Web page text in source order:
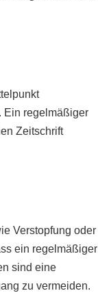
Ein regelmäßiger
Zeitschrift
Verstopfung oder
ein regelmäßiger
sind eine
zu vermeiden.